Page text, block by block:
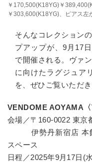
￥170,500(K18YG)￥
￥303,600(K18YG)、ピアス
そんなコレクション
プアップが、9 月 17日
で開催される。ヴァ
に向けたラグジュア
を、ぜひご覧いただき
VENDOME AOYAMA
会場／〒160-0022 東京
伊勢丹新宿店 本館
スペース
日程／2025年9月17日(